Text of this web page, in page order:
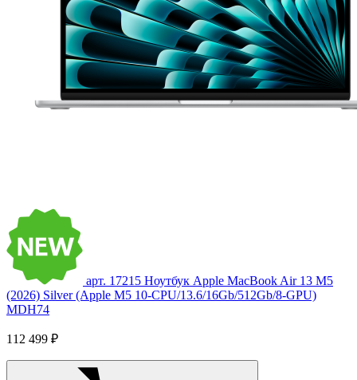
арт. 17215 Ноутбук Apple MacBook Air 13 M5
(2026) Silver (Apple M5 10-CPU/13.6/16Gb/512Gb/8-GPU)
MDH74
112 499 ₽